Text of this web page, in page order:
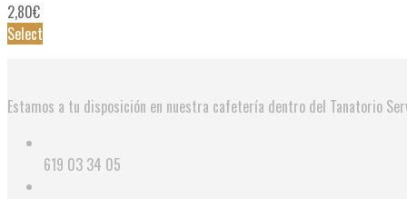
2,80€
Select
Estamos a tu disposición en nuestra cafetería dentro del Tanatorio
619 03 34 05